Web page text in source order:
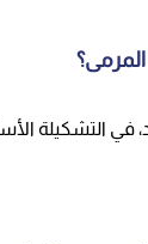
في التشكيلة